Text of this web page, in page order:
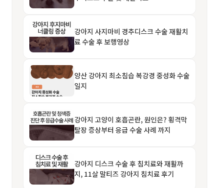
강아지 사지마비 경추디스크 수술 재활치
료 수술 후 보행영상
양산 강아지 최소침습 복강경 중성화 수술
일지
강아지 고양이 호흡곤란, 원인은? 횡격막
탈장 증상부터 응급 수술 사례 까지
강아지 디스크 수술 후 침치료와 재활까
지, 11살 말티즈 강아지 침치료 후기